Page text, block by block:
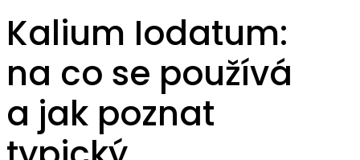
Kalium Iodatum:
na co se používá
a jak poznat